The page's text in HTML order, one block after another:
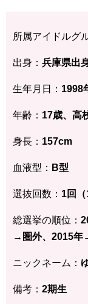
所属アイドルグ
出身： 兵庫県出
生年月日： 1998
年齢： 17歳、高
身長： 157cm
血液型： B型
選抜回数： 1回
総選挙の順位：
→圏外、2015
ニックネーム：
備考： 2期生